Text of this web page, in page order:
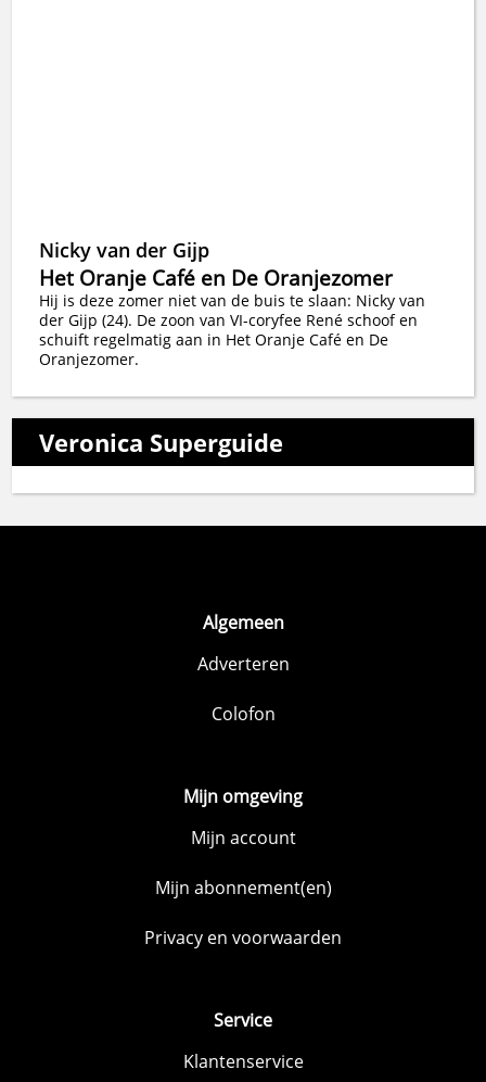
Nicky van der Gijp
Het Oranje Café en De Oranjezomer
Hij is deze zomer niet van de buis te slaan: Nicky van
der Gijp (24). De zoon van VI-coryfee René schoof en
schuift regelmatig aan in Het Oranje Café en De
Oranjezomer.
Veronica Superguide
Algemeen
Adverteren
Colofon
Mijn omgeving
Mijn account
Mijn abonnement(en)
Privacy en voorwaarden
Service
Klantenservice